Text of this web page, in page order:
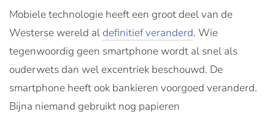
Mobiele technologie heeft een groot deel van de
Westerse wereld aldefinitief veranderd. Wie
tegenwoordig geen smartphone wordt al snel als
ouderwets dan wel excentriek beschouwd. De
smartphone heeft ook bankieren voorgoed veranderd.
Bijna niemand gebruikt nog papieren